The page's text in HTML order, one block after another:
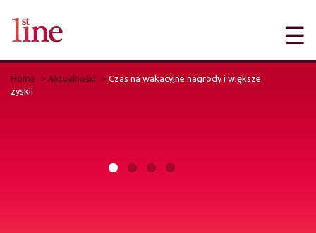
☰
Home Aktualności
Czas na wakacyjne nagrody i większe
zyski!